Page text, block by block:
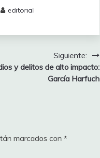
editorial
Siguiente:
y delitos de alto impacto:
García Harfuch
marcados con *